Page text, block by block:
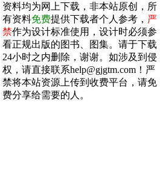
资料均为网上下载，非本站原创，所
有资料免费提供下载者个人参考， 严
禁作为设计标准使用，设计时必须参
看正规出版的图书、图集。请于下载
24小时之内删除，谢谢。如涉及到侵
权，请直接联系help@gjgtm.com！严
禁将本站资源上传到收费平台，请免
费分享给需要的人。